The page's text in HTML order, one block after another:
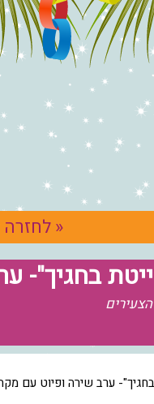
«
בחגיך"-
ערב שירה ופיוט עם